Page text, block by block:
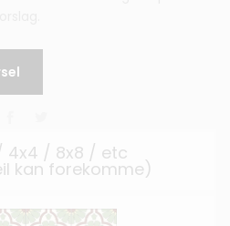
4x4 / 8x8 / etc
kan forekomme)